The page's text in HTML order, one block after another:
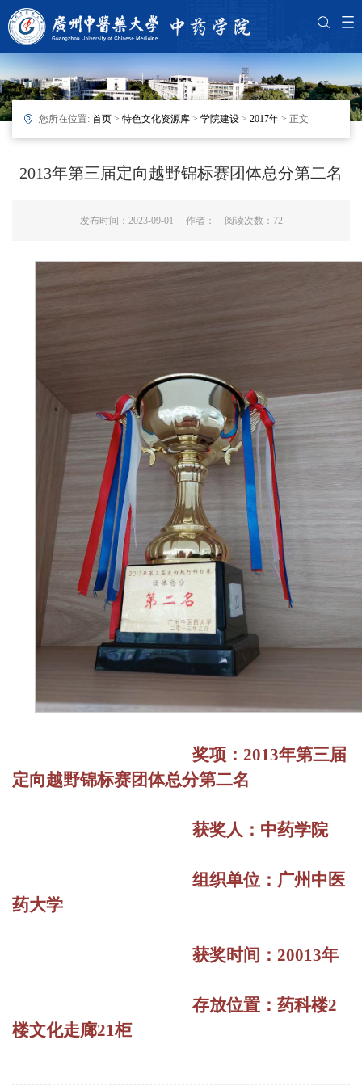
您所在位置: 首页 > 特色文化资源库 > 学院建设 > 2017年 > 正文
2013年第三届定向越野锦标赛团体总分第二名
发布时间：2023-09-01 作者： 阅读次数： 72
奖项：2013年第三届
定向越野锦标赛团体总分第二名
获奖人：中药学院
组织单位：广州中医
药大学
获奖时间：20013年
存放位置：药科楼2
楼文化走廊21柜